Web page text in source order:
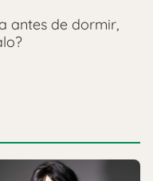
antes de dormir,